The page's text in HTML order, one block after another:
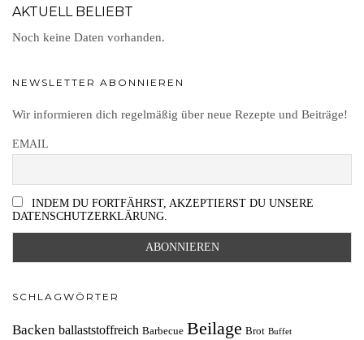
AKTUELL BELIEBT
Noch keine Daten vorhanden.
NEWSLETTER ABONNIEREN
Wir informieren dich regelmäßig über neue Rezepte und Beiträge!
EMAIL
INDEM DU FORTFÄHRST, AKZEPTIERST DU UNSERE
DATENSCHUTZERKLÄRUNG.
SCHLAGWÖRTER
Backen ballaststoffreich Barbecue Beilage Brot Buffet